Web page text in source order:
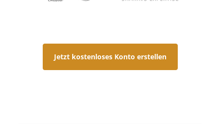
Jetzt kostenloses Konto erstellen